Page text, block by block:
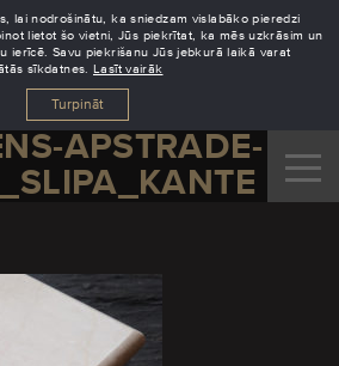
lai nodrošinātu, ka sniedzam vislabāko pieredzi
lietot šo vietni, Jūs piekrītat, ka mēs uzkrāsim un
ierīcē. Savu piekrišanu Jūs jebkurā laikā varat
sīkdatnes. Lasīt vairāk
Turpināt
APSTRADE-